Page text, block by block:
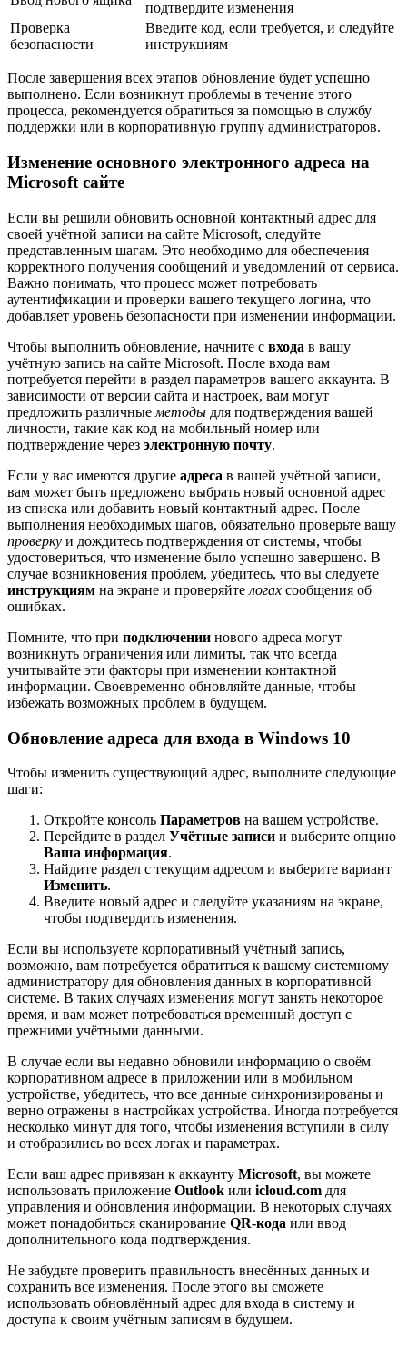
подтвердите изменения
Проверка
безопасности
Введите код, если требуется, и следуйте
инструкциям
После завершения всех этапов обновление будет успешно
выполнено. Если возникнут проблемы в течение этого
процесса, рекомендуется обратиться за помощью в службу
поддержки или в корпоративную группу администраторов.
Изменение основного электронного адреса на
Microsoft сайте
Если вы решили обновить основной контактный адрес для
своей учётной записи на сайте Microsoft, следуйте
представленным шагам. Это необходимо для обеспечения
корректного получения сообщений и уведомлений от сервиса.
Важно понимать, что процесс может потребовать
аутентификации и проверки вашего текущего логина, что
добавляет уровень безопасности при изменении информации.
Чтобы выполнить обновление, начните с входа в вашу
учётную запись на сайте Microsoft. После входа вам
потребуется перейти в раздел параметров вашего аккаунта. В
зависимости от версии сайта и настроек, вам могут
предложить различные методы для подтверждения вашей
личности, такие как код на мобильный номер или
подтверждение через электронную почту.
Если у вас имеются другие адреса в вашей учётной записи,
вам может быть предложено выбрать новый основной адрес
из списка или добавить новый контактный адрес. После
выполнения необходимых шагов, обязательно проверьте вашу
проверку и дождитесь подтверждения от системы, чтобы
удостовериться, что изменение было успешно завершено. В
случае возникновения проблем, убедитесь, что вы следуете
инструкциям на экране и проверяйте логах сообщения об
ошибках.
Помните, что при подключении нового адреса могут
возникнуть ограничения или лимиты, так что всегда
учитывайте эти факторы при изменении контактной
информации. Своевременно обновляйте данные, чтобы
избежать возможных проблем в будущем.
Обновление адреса для входа в Windows 10
Чтобы изменить существующий адрес, выполните следующие
шаги:
Откройте консоль Параметров на вашем устройстве.
Перейдите в раздел Учётные записи и выберите опцию
Ваша информация.
Найдите раздел с текущим адресом и выберите вариант
Изменить.
Введите новый адрес и следуйте указаниям на экране,
чтобы подтвердить изменения.
Если вы используете корпоративный учётный запись,
возможно, вам потребуется обратиться к вашему системному
администратору для обновления данных в корпоративной
системе. В таких случаях изменения могут занять некоторое
время, и вам может потребоваться временный доступ с
прежними учётными данными.
В случае если вы недавно обновили информацию о своём
корпоративном адресе в приложении или в мобильном
устройстве, убедитесь, что все данные синхронизированы и
верно отражены в настройках устройства. Иногда потребуется
несколько минут для того, чтобы изменения вступили в силу
и отобразились во всех логах и параметрах.
Если ваш адрес привязан к аккаунту Microsoft, вы можете
использовать приложение Outlook или icloud.com для
управления и обновления информации. В некоторых случаях
может понадобиться сканирование QR-кода или ввод
дополнительного кода подтверждения.
Не забудьте проверить правильность внесённых данных и
сохранить все изменения. После этого вы сможете
использовать обновлённый адрес для входа в систему и
доступа к своим учётным записям в будущем.